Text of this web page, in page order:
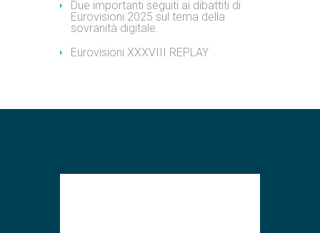
Due importanti seguiti ai dibattiti di
Eurovisioni 2025 sul tema della
sovranità digitale.
Eurovisioni XXXVIII REPLAY